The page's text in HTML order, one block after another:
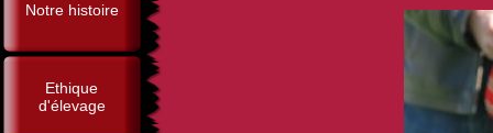
Notre histoire
Ethique
d'élevage